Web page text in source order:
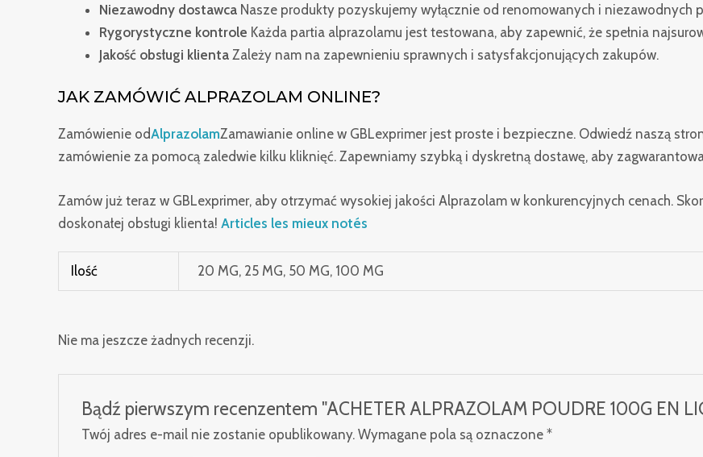
Niezawodny dostawca Nasze produkty pozyskujemy wyłącznie od renomowanych i niezawodnych
Rygorystyczne kontrole Każda partia alprazolamu jest testowana, aby zapewnić, że spełnia
Jakość obsługi klienta Zależy nam na zapewnieniu sprawnych i satysfakcjonujących zakupów.
JAK ZAMÓWIĆ ALPRAZOLAM ONLINE?
Zamówienie odAlprazolamZamawianie online w GBLexprimer jest proste i bezpieczne. Odwiedź naszą
zamówienie za pomocą zaledwie kilku kliknięć. Zapewniamy szybką i dyskretną dostawę, aby
Zamów już teraz w GBLexprimer, aby otrzymać wysokiej jakości Alprazolam w konkurencyjnych cenach.
doskonałej obsługi klienta! Articles les mieux notés
Ilość 20 MG, 25 MG, 50 MG, 100 MG
Nie ma jeszcze żadnych recenzji.
Bądź pierwszym recenzentem "ACHETER ALPRAZOLAM POUDRE 100G EN
Twój adres e-mail nie zostanie opublikowany. Wymagane pola są oznaczone*